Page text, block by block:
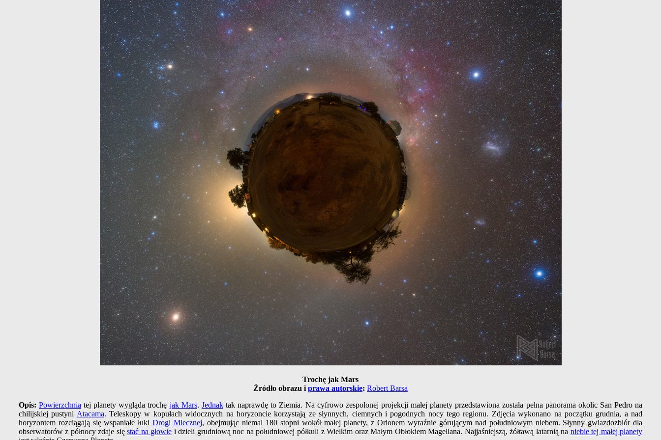
Trochę jak Mars
Źródło obrazu i prawa autorskie: Robert Barsa
Opis: Powierzchnia tej planety wygląda trochę jak Mars. Jednaktak naprawdę to Ziemia. Na cyfrowo zespolonej projekcji małej planety przedstawiona została pełna panorama okolic San Pedro na
chilijskiej pustyni Atacama. Teleskopy w kopułach widocznych na horyzoncie korzystają ze słynnych, ciemnych i pogodnych nocy tego regionu. Zdjęcia wykonano na początku grudnia, a nad
horyzontem rozciągają się wspaniałe łukiDrogi Mlecznej, obejmując niemal 180 stopni wokół małej planety, z Orionem wyraźnie górującym nad południowym niebem. Słynny gwiazdozbiór dla
obserwatorów z północy zdaje sięstać na głowie i dzieli grudniową noc na południowej półkuli z Wielkim oraz Małym Obłokiem Magellana. Najjaśniejszą, żółtawą latarnią na niebie tej małej planety